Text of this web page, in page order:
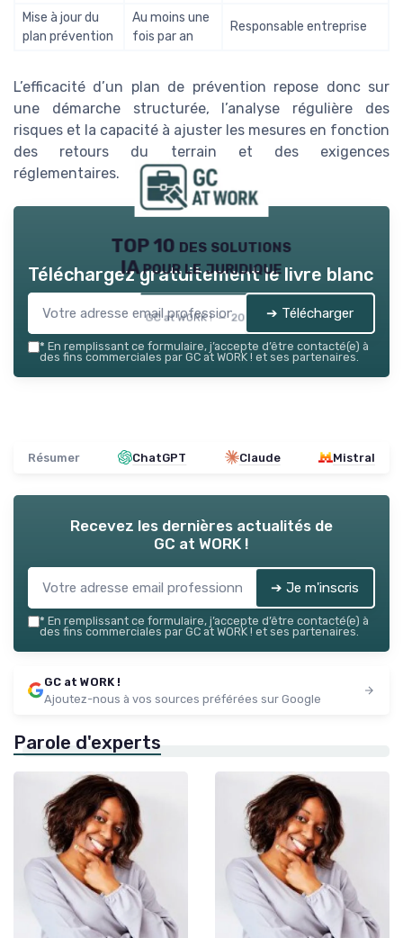
Mise à jour du
plan prévention
Au moins une
fois par an
Responsable entreprise
L’efficacité d’un plan de prévention repose donc sur
une démarche structurée, l’analyse régulière des
risques et la capacité à ajuster les mesures en fonction
des retours du terrain et des exigences
réglementaires.
TOP 10 des solutions
IA pour le juridique
GC at WORK ! — 2026
Téléchargez gratuitement le livre blanc
➔ Télécharger
* En remplissant ce formulaire, j’accepte d’être contacté(e) à
des fins commerciales par GC at WORK ! et ses partenaires.
Résumer ChatGPT Claude Mistral
Recevez les dernières actualités de
GC at WORK !
➔ Je m'inscris
* En remplissant ce formulaire, j’accepte d’être contacté(e) à
des fins commerciales par GC at WORK ! et ses partenaires.
GC at WORK !
Ajoutez-nous à vos sources préférées sur Google
Parole d'experts